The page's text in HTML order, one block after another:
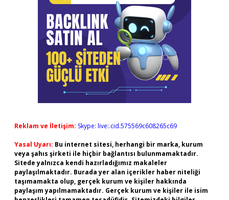
Reklam ve İletişim: Skype: live:.cid.575569c608265c69
Yasal Uyarı: Bu internet sitesi, herhangi bir marka, kurum
veya şahıs şirketi ile hiçbir bağlantısı bulunmamaktadır.
Sitede yalnızca kendi hazırladığımız makaleler
paylaşılmaktadır. Burada yer alan içerikler haber niteliği
taşımamakta olup, gerçek kurum ve kişiler hakkında
paylaşım yapılmamaktadır. Gerçek kurum ve kişiler ile isim